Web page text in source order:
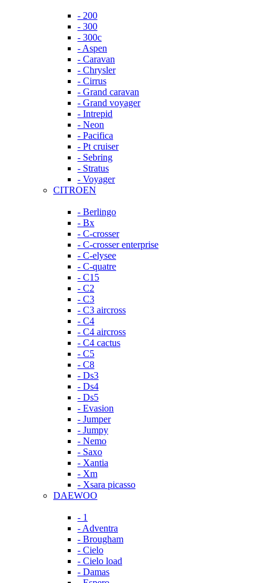
- 200
- 300
- 300c
- Aspen
- Caravan
- Chrysler
- Cirrus
- Grand caravan
- Grand voyager
- Intrepid
- Neon
- Pacifica
- Pt cruiser
- Sebring
- Stratus
- Voyager
CITROEN
- Berlingo
- Bx
- C-crosser
- C-crosser enterprise
- C-elysee
- C-quatre
- C15
- C2
- C3
- C3 aircross
- C4
- C4 aircross
- C4 cactus
- C5
- C8
- Ds3
- Ds4
- Ds5
- Evasion
- Jumper
- Jumpy
- Nemo
- Saxo
- Xantia
- Xm
- Xsara picasso
DAEWOO
- 1
- Adventra
- Brougham
- Cielo
- Cielo load
- Damas